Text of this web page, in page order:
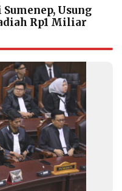
Sumenep, Usung
Rp1 Miliar